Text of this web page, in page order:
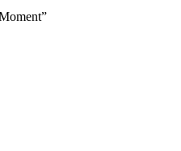
Moment”